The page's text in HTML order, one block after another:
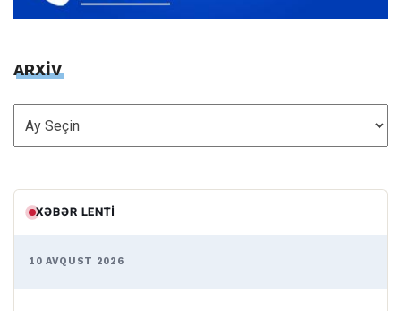
ARXİV
ARXİV
XƏBƏR LENTI
10 AVQUST 2026